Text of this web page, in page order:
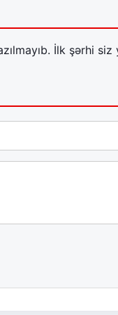
İlk şərhi siz